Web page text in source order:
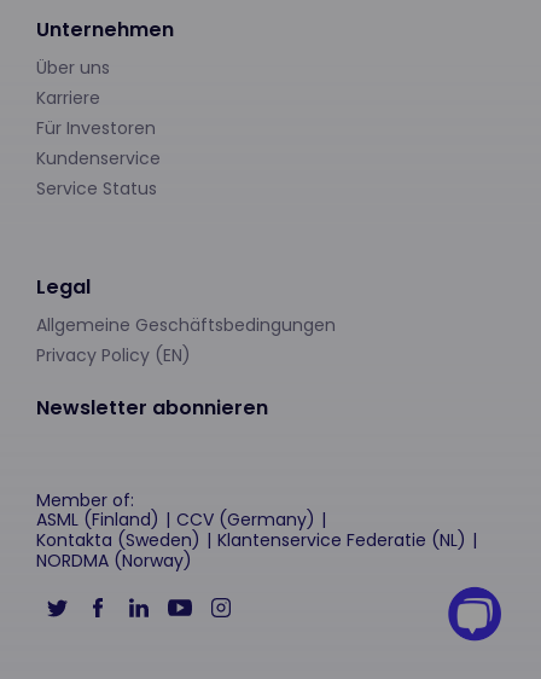
Unternehmen
Über uns
Karriere
Für Investoren
Kundenservice
Service Status
Legal
Allgemeine Geschäftsbedingungen
Privacy Policy (EN)
Newsletter abonnieren
Member of:
ASML (Finland)
CCV (Germany)
Kontakta (Sweden)
Klantenservice Federatie (NL)
NORDMA (Norway)